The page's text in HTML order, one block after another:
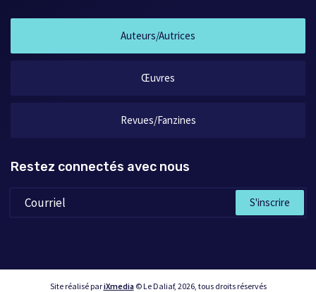
Auteurs/Autrices
Œuvres
Revues/Fanzines
Restez connectés avec nous
S'inscrire
Site réalisé pariXmedia© Le Daliaf, 2026, tous droits réservés